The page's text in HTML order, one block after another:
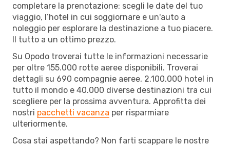
completare la prenotazione: scegli le date del tuo
viaggio, l’hotel in cui soggiornare e un'auto a
noleggio per esplorare la destinazione a tuo piacere.
Il tutto a un ottimo prezzo.
Su Opodo troverai tutte le informazioni necessarie
per oltre 155.000 rotte aeree disponibili. Troverai
dettagli su 690 compagnie aeree, 2.100.000 hotel in
tutto il mondo e 40.000 diverse destinazioni tra cui
scegliere per la prossima avventura. Approfitta dei
nostri pacchetti vacanza per risparmiare
ulteriormente.
Cosa stai aspettando? Non farti scappare le nostre